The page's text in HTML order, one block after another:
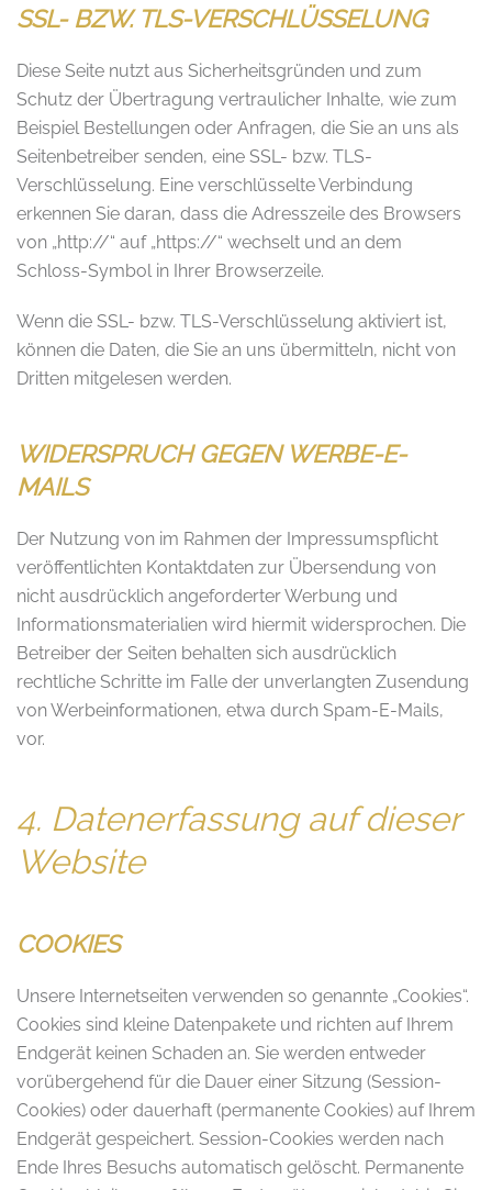
SSL- BZW. TLS-VERSCHLÜSSELUNG
Diese Seite nutzt aus Sicherheitsgründen und zum
Schutz der Übertragung vertraulicher Inhalte, wie zum
Beispiel Bestellungen oder Anfragen, die Sie an uns als
Seitenbetreiber senden, eine SSL- bzw. TLS-
Verschlüsselung. Eine verschlüsselte Verbindung
erkennen Sie daran, dass die Adresszeile des Browsers
von „http://“ auf „https://“ wechselt und an dem
Schloss-Symbol in Ihrer Browserzeile.
Wenn die SSL- bzw. TLS-Verschlüsselung aktiviert ist,
können die Daten, die Sie an uns übermitteln, nicht von
Dritten mitgelesen werden.
WIDERSPRUCH GEGEN WERBE-E-
MAILS
Der Nutzung von im Rahmen der Impressumspflicht
veröffentlichten Kontaktdaten zur Übersendung von
nicht ausdrücklich angeforderter Werbung und
Informationsmaterialien wird hiermit widersprochen. Die
Betreiber der Seiten behalten sich ausdrücklich
rechtliche Schritte im Falle der unverlangten Zusendung
von Werbeinformationen, etwa durch Spam-E-Mails,
vor.
4. Datenerfassung auf dieser
Website
COOKIES
Unsere Internetseiten verwenden so genannte „Cookies“.
Cookies sind kleine Datenpakete und richten auf Ihrem
Endgerät keinen Schaden an. Sie werden entweder
vorübergehend für die Dauer einer Sitzung (Session-
Cookies) oder dauerhaft (permanente Cookies) auf Ihrem
Endgerät gespeichert. Session-Cookies werden nach
Ende Ihres Besuchs automatisch gelöscht. Permanente